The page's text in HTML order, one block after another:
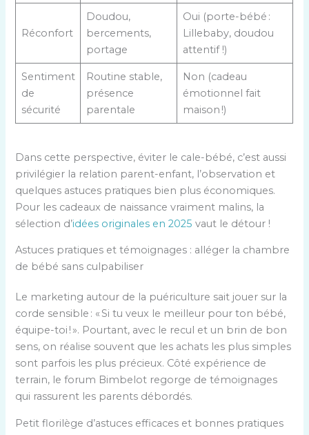
Réconfort
Doudou,
bercements,
portage
Oui (porte-bébé :
Lillebaby, doudou
attentif !)
Sentiment
de
sécurité
Routine stable,
présence
parentale
Non (cadeau
émotionnel fait
maison !)
Dans cette perspective, éviter le cale-bébé, c’est aussi
privilégier la relation parent-enfant, l’observation et
quelques astuces pratiques bien plus économiques.
Pour les cadeaux de naissance vraiment malins, la
sélection d’idées originales en 2025 vaut le détour !
Astuces pratiques et témoignages : alléger la chambre
de bébé sans culpabiliser
Le marketing autour de la puériculture sait jouer sur la
corde sensible : « Si tu veux le meilleur pour ton bébé,
équipe-toi ! ». Pourtant, avec le recul et un brin de bon
sens, on réalise souvent que les achats les plus simples
sont parfois les plus précieux. Côté expérience de
terrain, le forum Bimbelot regorge de témoignages
qui rassurent les parents débordés.
Petit florilège d’astuces efficaces et bonnes pratiques